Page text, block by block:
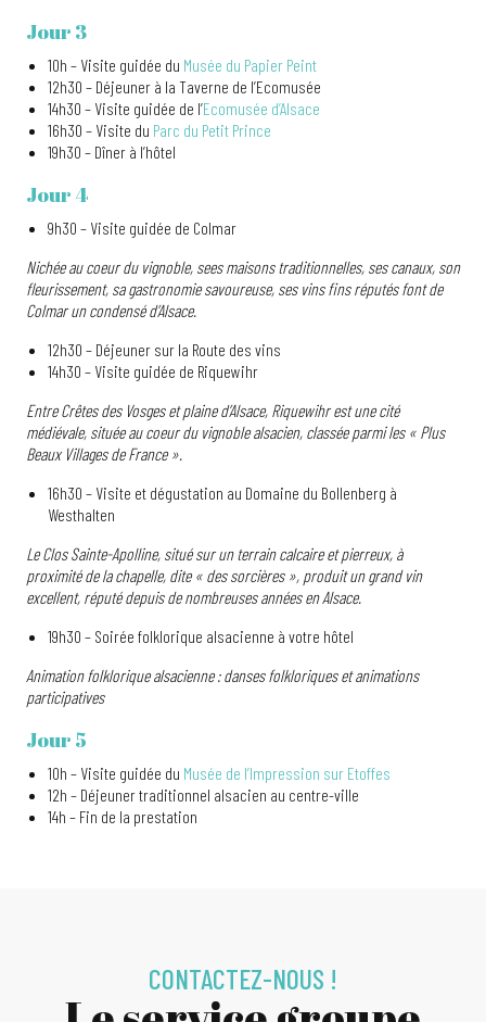
Jour 3
10h – Visite guidée du Musée du Papier Peint
12h30 – Déjeuner à la Taverne de l’Ecomusée
14h30 – Visite guidée de l’Ecomusée d’Alsace
16h30 – Visite du Parc du Petit Prince
19h30 – Dîner à l’hôtel
Jour 4
9h30 – Visite guidée de Colmar
Nichée au coeur du vignoble, sees maisons traditionnelles, ses canaux, son
fleurissement, sa gastronomie savoureuse, ses vins fins réputés font de
Colmar un condensé d’Alsace.
12h30 – Déjeuner sur la Route des vins
14h30 – Visite guidée de Riquewihr
Entre Crêtes des Vosges et plaine d’Alsace, Riquewihr est une cité
médiévale, située au coeur du vignoble alsacien, classée parmi les « Plus
Beaux Villages de France ».
16h30 – Visite et dégustation au Domaine du Bollenberg à
Westhalten
Le Clos Sainte-Apolline, situé sur un terrain calcaire et pierreux, à
proximité de la chapelle, dite « des sorcières », produit un grand vin
excellent, réputé depuis de nombreuses années en Alsace.
19h30 – Soirée folklorique alsacienne à votre hôtel
Animation folklorique alsacienne : danses folkloriques et animations
participatives
Jour 5
10h – Visite guidée du Musée de l’Impression sur Etoffes
12h – Déjeuner traditionnel alsacien au centre-ville
14h – Fin de la prestation
CONTACTEZ-NOUS !